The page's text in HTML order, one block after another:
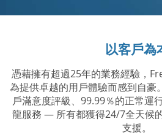
以客戶為
憑藉擁有超過25年的業務經驗，
為提供卓越的用戶體驗而感到自豪
戶滿意度評級、99.99％的正常運
龍服務 — 所有都獲得24/7全天候
支援。